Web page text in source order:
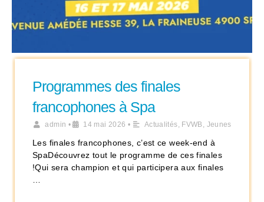
Programmes des finales
francophones à Spa
admin • 14 mai 2026 • Actualités, FVWB, Jeunes
Les finales francophones, c’est ce week-end à
SpaDécouvrez tout le programme de ces finales
!Qui sera champion et qui participera aux finales
…